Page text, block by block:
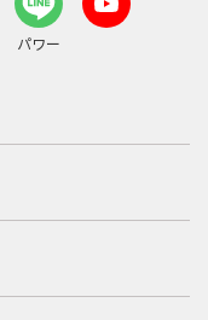
パワー